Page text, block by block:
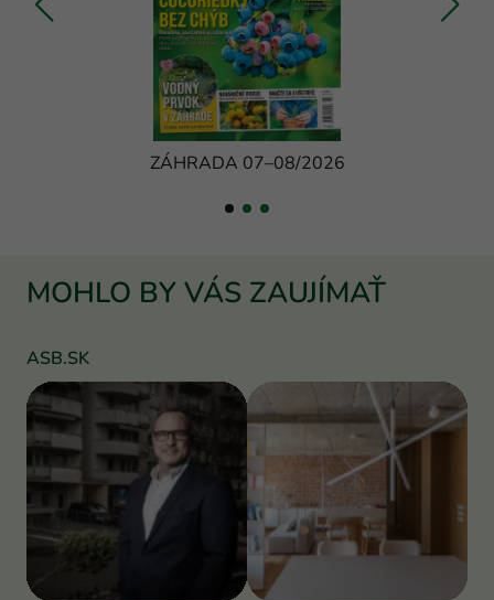
ZÁHRADA 07–08/2026
MOHLO BY VÁS ZAUJÍMAŤ
ASB.SK